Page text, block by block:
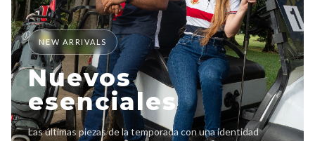
NEW ARRIVALS
Nuevos
esenciales
Las últimas piezas de la temporada con una identidad